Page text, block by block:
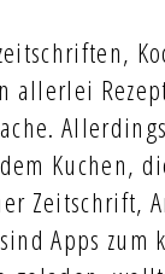
allerlei
Kuchen,
Zeitschrift,
Apps zum